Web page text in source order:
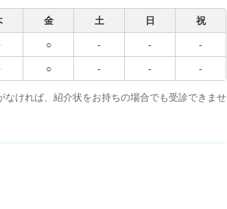
金 土 日 祝
○ - - -
○ - - -
ければ、紹介状をお持ちの場合でも受診できませ